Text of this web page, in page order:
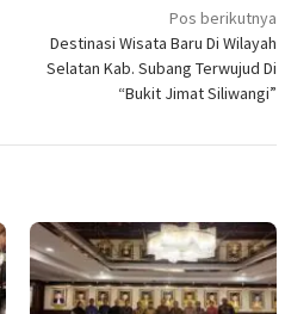
Pos berikutnya
Destinasi Wisata Baru Di Wilayah
Selatan Kab. Subang Terwujud Di
“Bukit Jimat Siliwangi”